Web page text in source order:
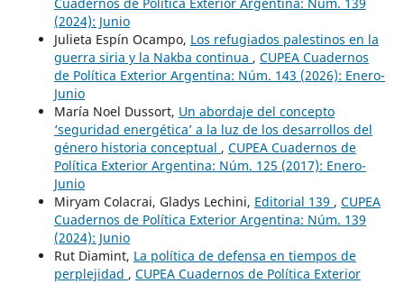
(2024): Junio
Julieta Espín Ocampo, Los refugiados palestinos en la
guerra siria y la Nakba continua , CUPEA Cuadernos
de Política Exterior Argentina: Núm. 143 (2026): Enero-
Junio
María Noel Dussort, Un abordaje del concepto
‘seguridad energética’ a la luz de los desarrollos del
género historia conceptual , CUPEA Cuadernos de
Política Exterior Argentina: Núm. 125 (2017): Enero-
Junio
Miryam Colacrai, Gladys Lechini, Editorial 139 , CUPEA
Cuadernos de Política Exterior Argentina: Núm. 139
(2024): Junio
Rut Diamint, La política de defensa en tiempos de
perplejidad , CUPEA Cuadernos de Política Exterior